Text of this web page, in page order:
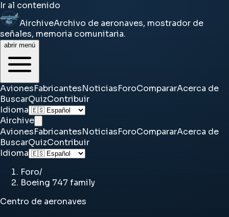
Ir al contenido
AirchiveArchivo de aeronaves, mostrador de
señales, memoria comunitaria.
abrir menú
AvionesFabricantesNoticiasForoCompararAcerca de
BuscarQuizContribuir
Idioma
Airchive
AvionesFabricantesNoticiasForoCompararAcerca de
BuscarQuizContribuir
Idioma
Foro/
Boeing 747 family
Centro de aeronaves